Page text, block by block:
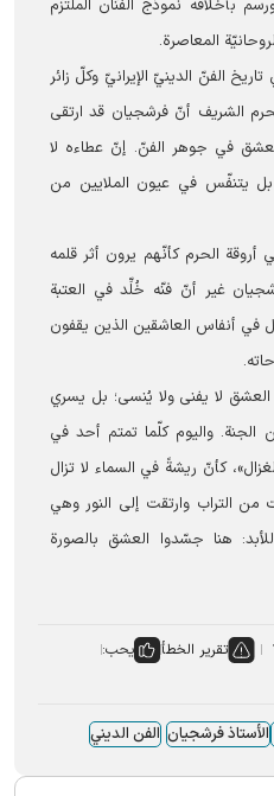
بأخلاقه نموذج الفنّان الملتزم
المعاصرة.
الفنّ الدينيّ الإيرانيّ وكلّ زائر
الشریف أنّ فرشجيان قد ارتقى
في جوهر الفنّ. إنّ عطاءه لا
بل يتنفّس في عيون الملايين من
الحرم كأنّهم يرون أثر قلمه
غير أنّ فنّه خُلِّد في العتبة
في أنفاس العاشقين الذين يقفون
لا يفنى ولا يُنسى؛ بل يسري
واليوم كلّما تمتم أحد في
كأنّ ريشةً في السماء لا تزال
التراب وارتقت إلى النور وهي
هنا جسّدوا العشق بالصورة
تقرير الخطأ
يحب:
الأستاذ فرشجیان الفن الدیني